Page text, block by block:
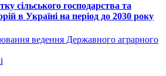
сільського господарства та
в Україні на період до 2030 року